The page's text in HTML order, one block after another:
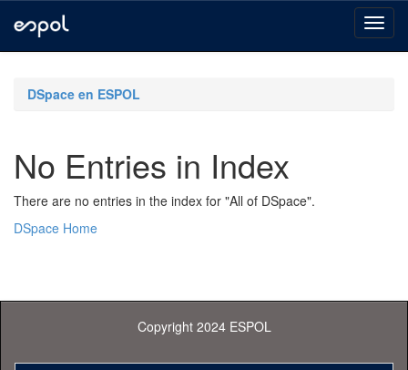
navigationDSpace en ESPOL
No Entries in Index
There are no entries in the index for "All of DSpace".
DSpace Home
Copyright 2024 ESPOL